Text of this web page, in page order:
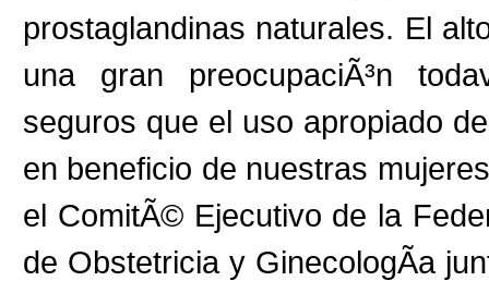
prostaglandinas naturales. El
una gran preocupaciÃ³n
seguros que el uso apropiado
en beneficio de nuestras
el ComitÃ© Ejecutivo de la
de Obstetricia y GinecologÃ­a